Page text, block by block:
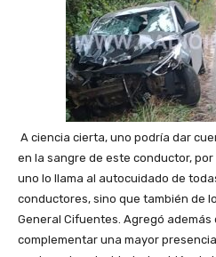
A ciencia cierta, uno podría dar
en la sangre de este conductor,
uno lo llama al autocuidado de
conductores, sino que también de
General Cifuentes. Agregó además
complementar una mayor